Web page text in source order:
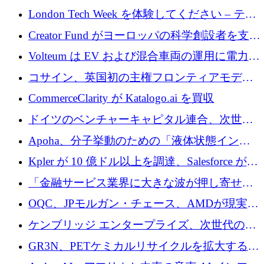
張するために 180 万ドルのプレシードを調達
London Tech Week を体験してください – テク
ノロジーがヨーロッパのイノベーションの未
来を形作る場所
Creator Fund がヨーロッパの科学創設者を支援
するために 5,600 万ドルを調達
Volteum は EV および混合車両の運用に電力を
供給するために 250 万ユーロを寄付
コサイン、英国初の主権フロンティアモデル
で業界の支援を確保
CommerceClarity が Katalogo.ai を買収
ドイツのベンチャーキャピタル連合、次世代
スタートアップの成長に向けて機関投資家へ
の資本シフトを呼びかけ
Apoha、分子挙動のための「液体状態インテ
リジェンス」を構築するために3,600万ドルを
かけてステルス状態から出現
Kpler が 10 億ドル以上を調達、Salesforce が
Contentful を買収、Built in Europe キャンペー
ンを開始
「金融サービス業界に大きな波が押し寄せて
いる」と「欧州初のAIネイティブ銀行」のボ
スが語る
OQC、JPモルガン・チェース、AMDが現実世
界のフィンテック・アプリケーションを探索
するためにQuantum-AIデータセンターを立ち
上げ
ケンブリッジ エンタープライズ、次世代のデ
ィープテック創設者向けにロンドンの出発点
を構築
GR3N、PETケミカルリサイクルを拡大するた
めにシリーズBで1,550万ユーロを調達